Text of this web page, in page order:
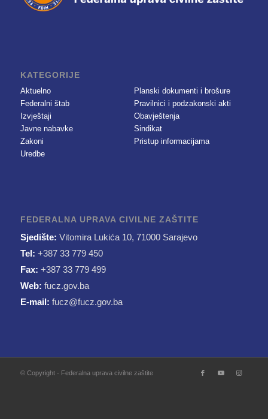
KATEGORIJE
Aktuelno
Federalni štab
Izvještaji
Javne nabavke
Zakoni
Uredbe
Planski dokumenti i brošure
Pravilnici i podzakonski akti
Obavještenja
Sindikat
Pristup informacijama
FEDERALNA UPRAVA CIVILNE ZAŠTITE
Sjedište: Vitomira Lukića 10, 71000 Sarajevo
Tel: +387 33 779 450
Fax: +387 33 779 499
Web: fucz.gov.ba
E-mail: fucz@fucz.gov.ba
© Copyright - Federalna uprava civilne zaštite